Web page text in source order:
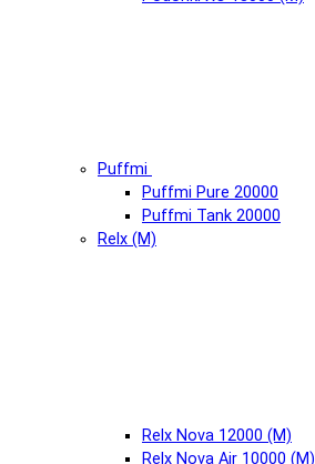
Puffmi
Puffmi Pure 20000
Puffmi Tank 20000
Relx (М)
Relx Nova 12000 (М)
Relx Nova Air 10000 (М)